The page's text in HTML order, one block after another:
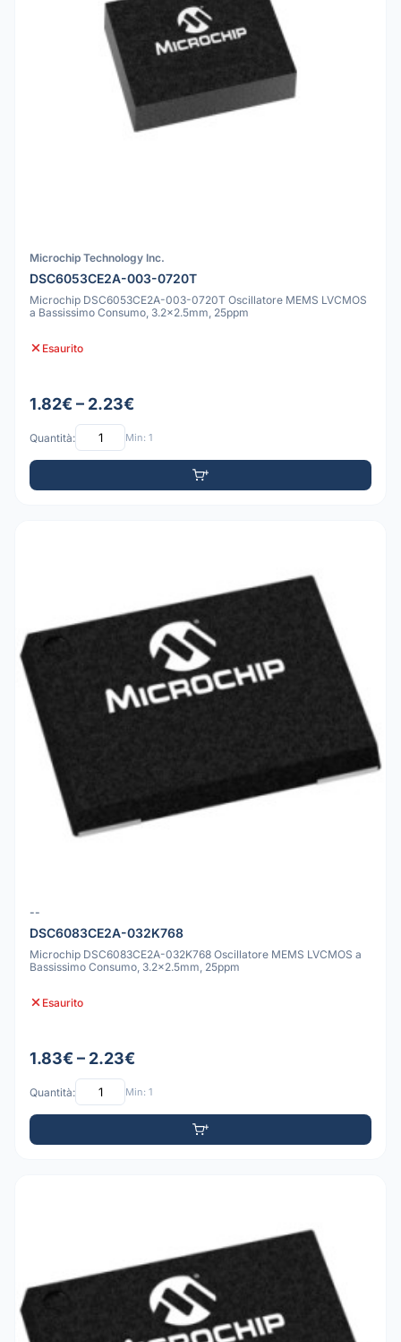
Microchip Technology Inc.
DSC6053CE2A-003-0720T
Microchip DSC6053CE2A-003-0720T Oscillatore MEMS LVCMOS
a Bassissimo Consumo, 3.2x2.5mm, 25ppm
Esaurito
1.82€ – 2.23€
Quantità: Min: 1
--
DSC6083CE2A-032K768
Microchip DSC6083CE2A-032K768 Oscillatore MEMS LVCMOS a
Bassissimo Consumo, 3.2x2.5mm, 25ppm
Esaurito
1.83€ – 2.23€
Quantità: Min: 1